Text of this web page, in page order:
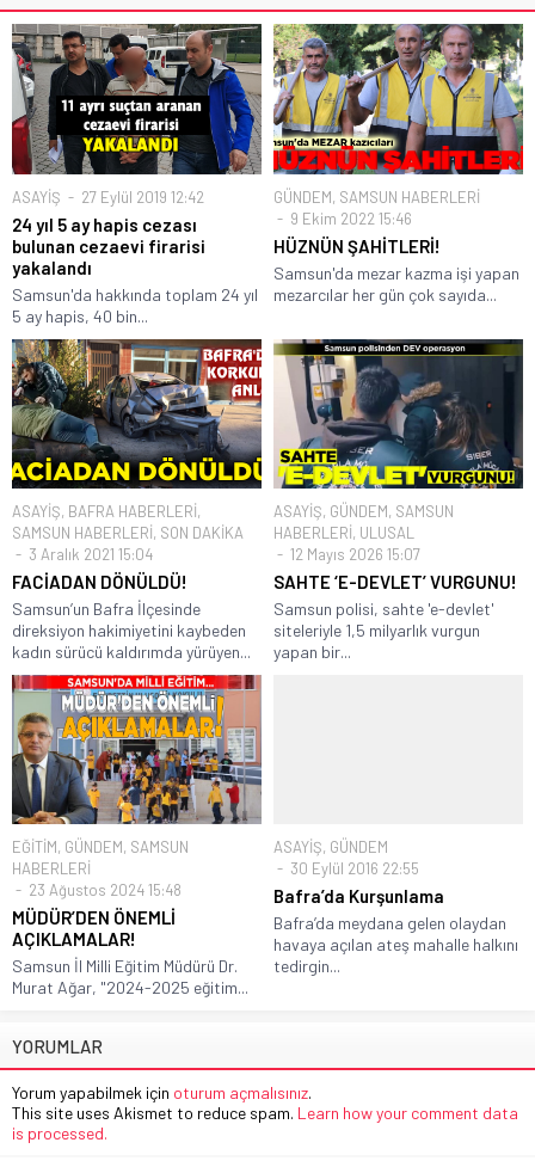
ASAYİŞ 27 Eylül 2019 12:42
24 yıl 5 ay hapis cezası
bulunan cezaevi firarisi
yakalandı
Samsun'da hakkında toplam 24 yıl
5 ay hapis, 40 bin...
GÜNDEM, SAMSUN HABERLERİ
9 Ekim 2022 15:46
HÜZNÜN ŞAHİTLERİ!
Samsun'da mezar kazma işi yapan
mezarcılar her gün çok sayıda...
ASAYİŞ, BAFRA HABERLERİ,
SAMSUN HABERLERİ, SON DAKİKA
3 Aralık 2021 15:04
FACİADAN DÖNÜLDÜ!
Samsun’un Bafra İlçesinde
direksiyon hakimiyetini kaybeden
kadın sürücü kaldırımda yürüyen...
ASAYİŞ, GÜNDEM, SAMSUN
HABERLERİ, ULUSAL
12 Mayıs 2026 15:07
SAHTE ‘E-DEVLET’ VURGUNU!
Samsun polisi, sahte 'e-devlet'
siteleriyle 1,5 milyarlık vurgun
yapan bir...
EĞİTİM, GÜNDEM, SAMSUN
HABERLERİ
23 Ağustos 2024 15:48
MÜDÜR’DEN ÖNEMLİ
AÇIKLAMALAR!
Samsun İl Milli Eğitim Müdürü Dr.
Murat Ağar, "2024-2025 eğitim...
ASAYİŞ, GÜNDEM
30 Eylül 2016 22:55
Bafra’da Kurşunlama
Bafra’da meydana gelen olaydan
havaya açılan ateş mahalle halkını
tedirgin...
YORUMLAR
Yorum yapabilmek için oturum açmalısınız.
This site uses Akismet to reduce spam. Learn how your comment data
is processed.